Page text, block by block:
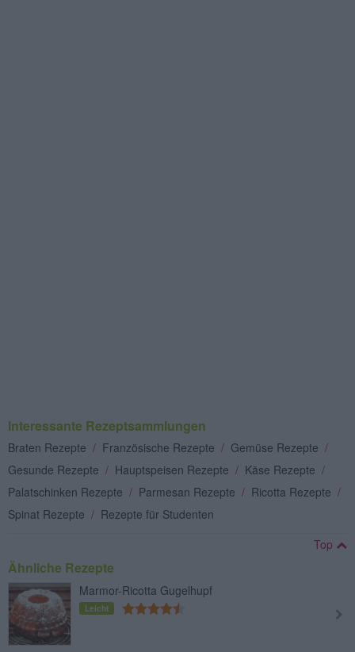
Interessante Rezeptsammlungen
Braten Rezepte / Französische Rezepte / Gemüse Rezepte /
Gesunde Rezepte / Hauptspeisen Rezepte / Käse Rezepte /
Palatschinken Rezepte / Parmesan Rezepte / Ricotta Rezepte /
Spinat Rezepte / Rezepte für Studenten
Top
Ähnliche Rezepte
Marmor-Ricotta Gugelhupf
Leicht